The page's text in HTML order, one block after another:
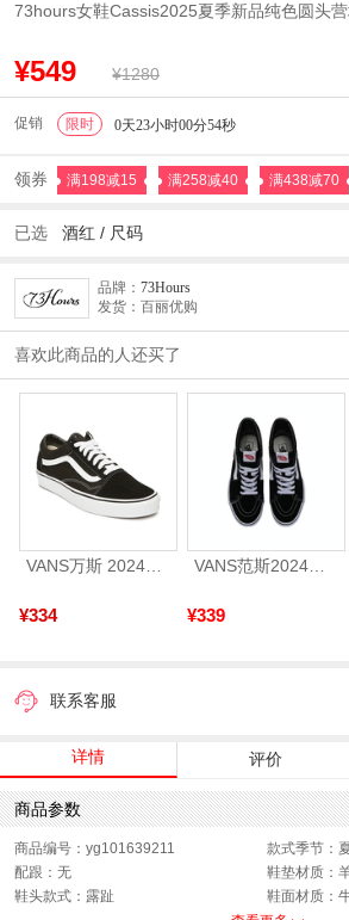
73hours女鞋Cassis2025夏季新品纯色圆头
¥549 ¥1280
促销 限时 0天23小时00分51秒
领券 满198减15 满258减40 满438减70
已选 酒红 / 尺码
品牌： 73Hours
发货：百丽优购
喜欢此商品的人还买了
VANS万斯 2024年新款中性OldSkool帆布鞋/硫化鞋VN000D3HY28（延续款）
¥334
VANS范斯2024中性SK8-HiCL帆布鞋/硫化鞋VN000D5IB8C
¥339
联系客服
详情 评价
商品参数
商品编号：yg101639211
款式季节：
配跟：无
鞋垫材质：
鞋头款式：露趾
鞋面材质：